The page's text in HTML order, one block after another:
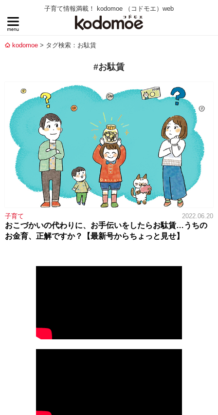
子育て情報満載！ kodomoe （コドモエ）web
kodomoe タグ検索：お駄賃
#お駄賃
子育て 2022.06.20
おこづかいの代わりに、お手伝いをしたらお駄賃…うちの
お金育、正解ですか？【最新号からちょっと見せ】